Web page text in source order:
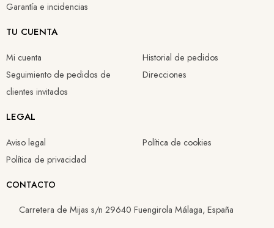
Garantía e incidencias
TU CUENTA
Mi cuenta
Seguimiento de pedidos de
clientes invitados
Historial de pedidos
Direcciones
LEGAL
Aviso legal
Política de privacidad
Política de cookies
CONTACTO
Carretera de Mijas s/n 29640 Fuengirola Málaga, España